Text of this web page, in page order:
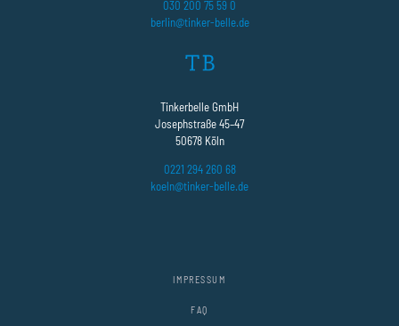
030 200 75 59 0
berlin@tinker-belle.de
Tinkerbelle GmbH
Josephstraße 45–47
50678 Köln
0221 294 260 68
koeln@tinker-belle.de
IMPRESSUM
FAQ